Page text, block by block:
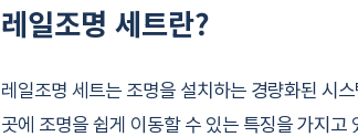
레일조명 세트란?
레일조명 세트는 조명을 설치하는 경량화된 시
곳에 조명을 쉽게 이동할 수 있는 특징을 가지